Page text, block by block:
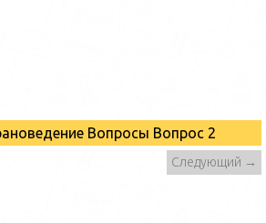
Вопросы Вопрос 2
Следующий →